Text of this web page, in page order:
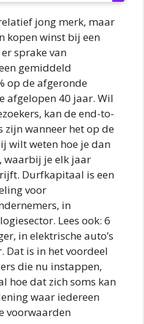
jong merk, maar
kopen winst bij een
sprake van
gemiddeld
op de afgeronde
afgelopen 40 jaar. Wil
kan de end-to-
wanneer het op de
wilt weten hoe je dan
waarbij je elk jaar
Durfkapitaal is een
voor
in
Lees ook: 6
in elektrische auto’s
Dat is in het voordeel
die nu instappen,
hoe dat zich soms kan
waar iedereen
voorwaarden